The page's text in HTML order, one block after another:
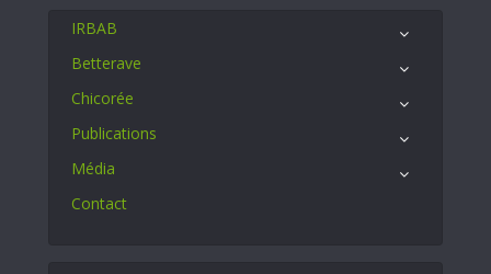
IRBAB
Betterave
Chicorée
Publications
Média
Contact